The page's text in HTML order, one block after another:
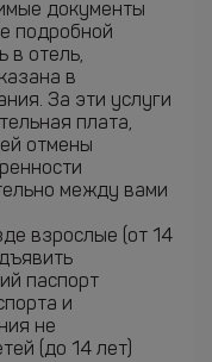
документы
подробной
в отель,
в
За эти услуги
плата,
отмены
между вами
взрослые (от 14
паспорт
и
не
(до 14 лет)